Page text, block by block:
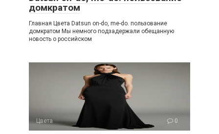
домкратом
Главная Цвета Datsun on-do, me-do. пользование
домкратом Мы немного подзадержали обещанную
новость о российском
Цвета 0